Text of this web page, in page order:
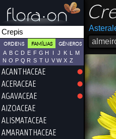
ORDENS FAMÍLIAS GÉNEROS
A B C D E F G H I J K L
M
N O P Q R S T U V W X Z
ACANTHACEAE
ACERACEAE
AGAVACEAE
AIZOACEAE
ALISMATACEAE
AMARANTHACEAE